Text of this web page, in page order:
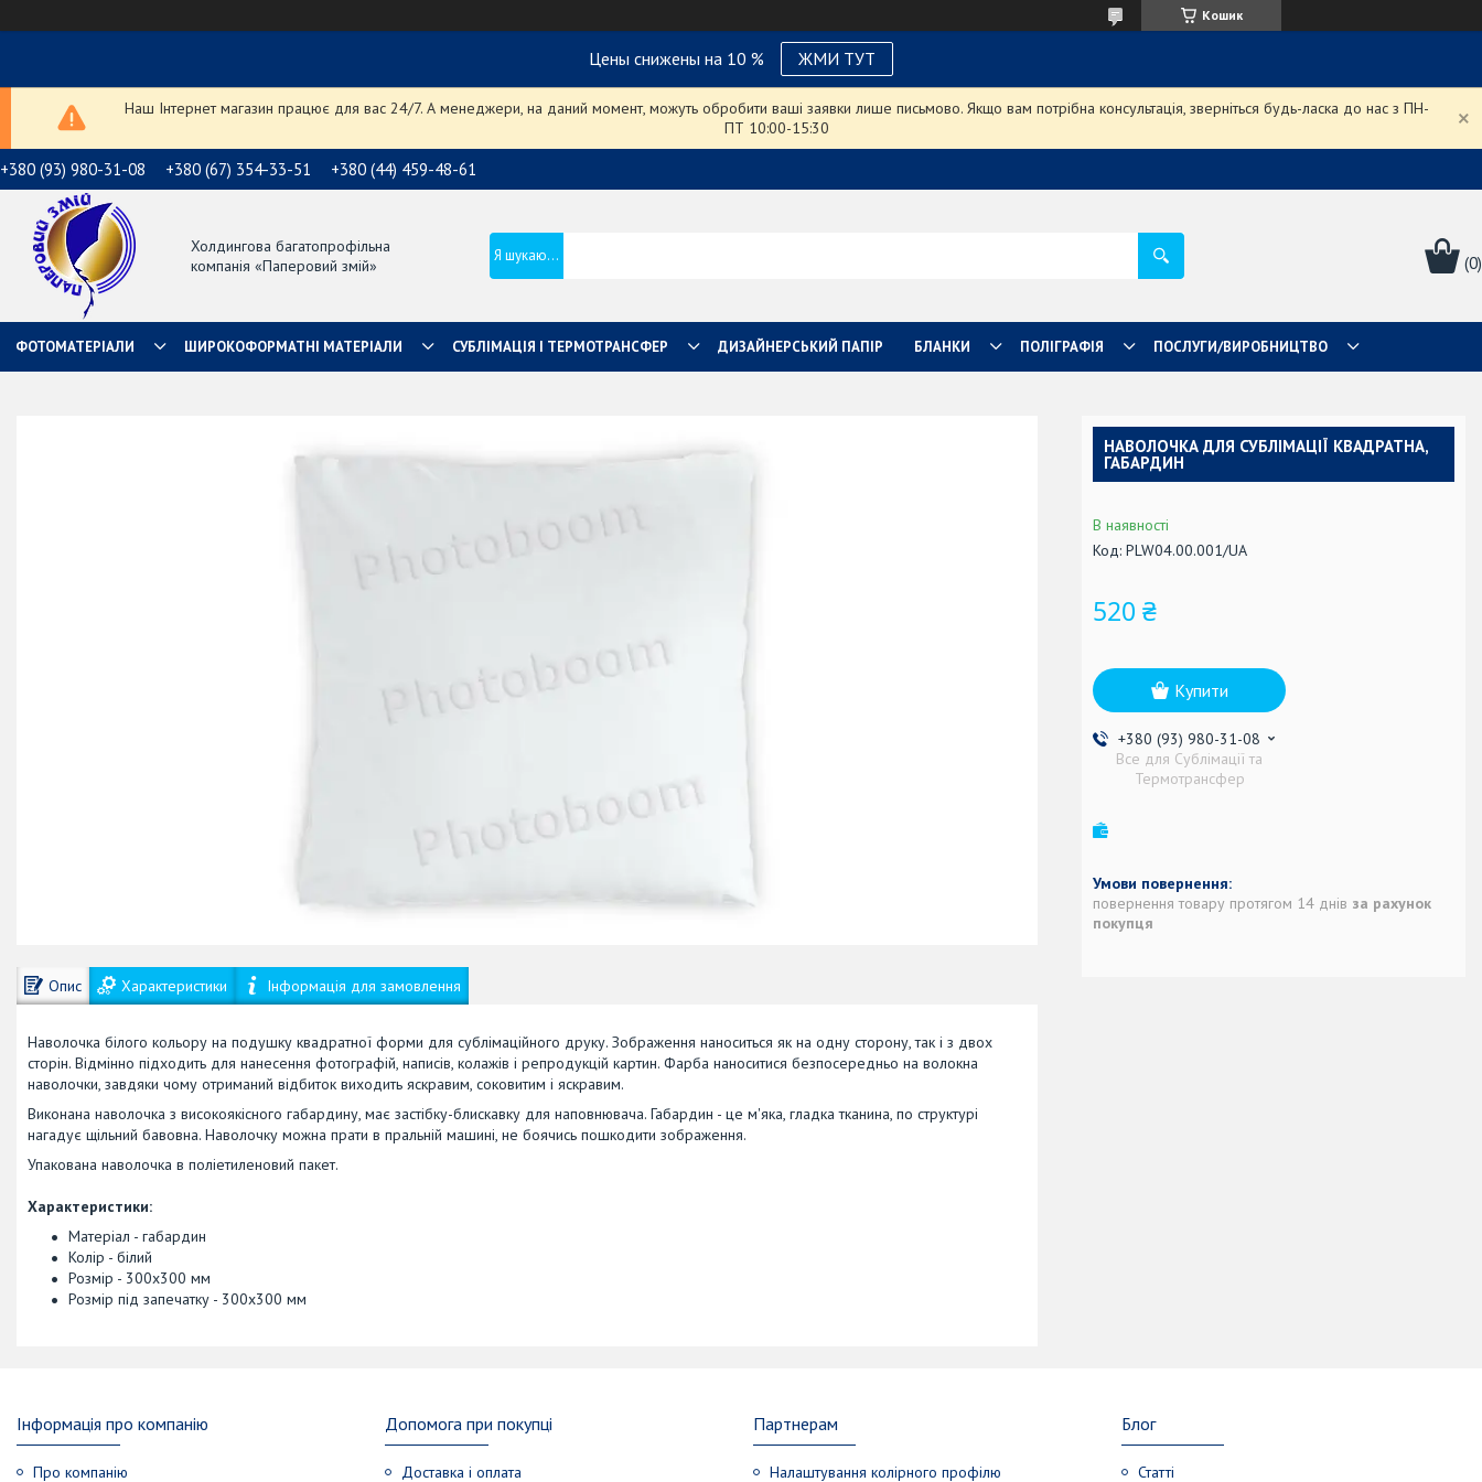
Кошик
Цены снижены на 10 % ЖМИ ТУТ
Наш Інтернет магазин працює для вас 24/7. А менеджери, на даний момент, можуть обробити ваші заявки лише письмово. Якщо вам потрібна консультація, зверніться будь-ласка до нас з ПН-
ПТ 10:00-15:30
+380 (93) 980-31-08 +380 (67) 354-33-51 +380 (44) 459-48-61
Холдингова багатопрофільна
компанія «Паперовий змій»
ФОТОМАТЕРІАЛИ ШИРОКОФОРМАТНІ МАТЕРІАЛИ СУБЛІМАЦІЯ І ТЕРМОТРАНСФЕР ДИЗАЙНЕРСЬКИЙ ПАПІР БЛАНКИ ПОЛІГРАФІЯ ПОСЛУГИ/ВИРОБНИЦТВО
Опис Характеристики Інформація для замовлення
Наволочка білого кольору на подушку квадратної форми для сублімаційного друку. Зображення наноситься як на одну сторону, так і з двох
сторін. Відмінно підходить для нанесення фотографій, написів, колажів і репродукцій картин. Фарба наноситися безпосередньо на волокна
наволочки, завдяки чому отриманий відбиток виходить яскравим, соковитим і яскравим.
Виконана наволочка з високоякісного габардину, має застібку-блискавку для наповнювача. Габардин - це м'яка, гладка тканина, по структурі
нагадує щільний бавовна. Наволочку можна прати в пральній машині, не боячись пошкодити зображення.
Упакована наволочка в поліетиленовий пакет.
Характеристики:
Матеріал - габардин
Колір - білий
Розмір - 300х300 мм
Розмір під запечатку - 300х300 мм
НАВОЛОЧКА ДЛЯ СУБЛІМАЦІЇ КВАДРАТНА,
ГАБАРДИН
В наявності
Код: PLW04.00.001/UA
520 ₴
Купити
+380 (93) 980-31-08
Все для Сублімації та
Термотрансфер
повернення товару протягом 14 днів за рахунок
покупця
Інформація про компанію
Про компанію
Допомога при покупці
Доставка і оплата
Партнерам
Налаштування колірного профілю
Блог
Статті